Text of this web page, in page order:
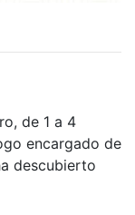
de 1 a 4
encargado de
descubierto